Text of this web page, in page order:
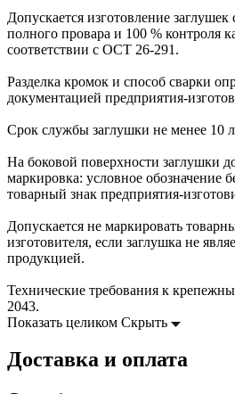
Допускается изготовление
полного провара и 100 % контроля
соответствии с ОСТ 26-291.
Разделка кромок и способ сварки
документацией предприятия-
Срок службы заглушки не менее 10
На боковой поверхности заглушки
маркировка: условное обозначение
товарный знак предприятия-
Допускается не маркировать
изготовителя, если заглушка не
продукцией.
Технические требования к
2043.
Показать целиком Скрыть
Доставка и оплата